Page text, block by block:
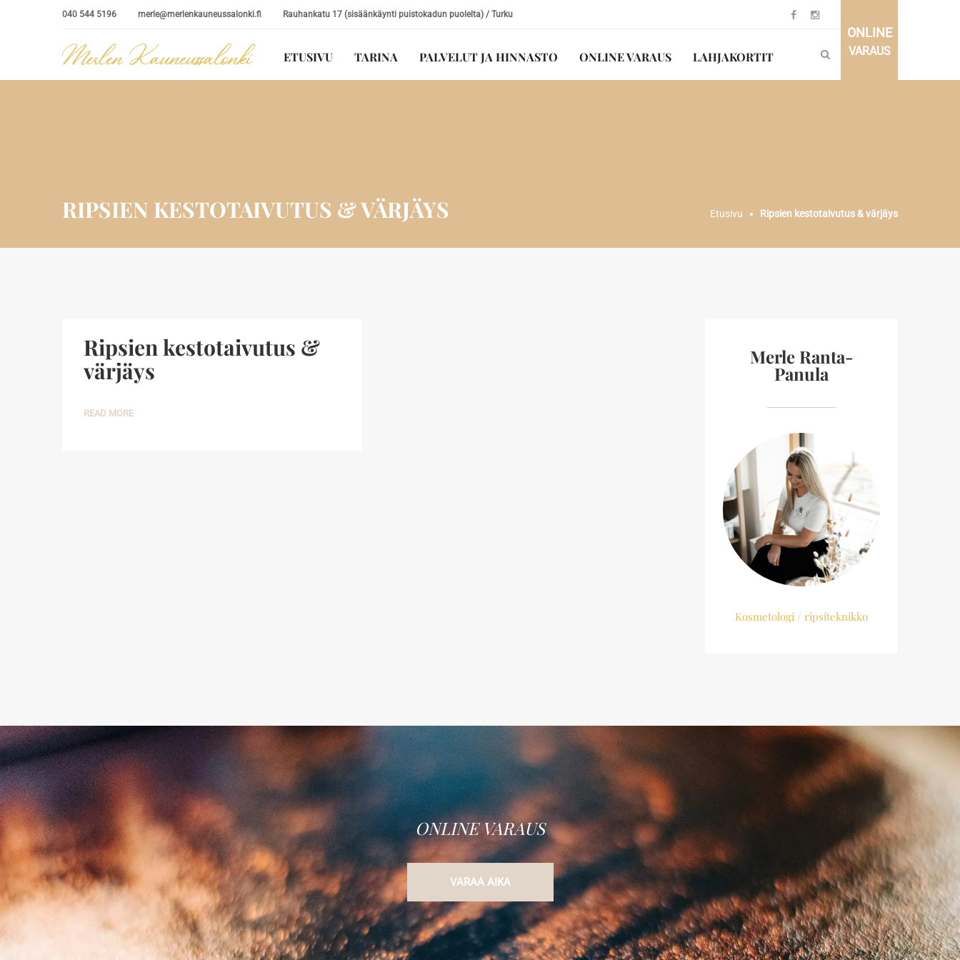
040 544 5196 merle@merlenkauneussalonki.fi Rauhankatu 17 (sisäänkäynti puistokadun puolelta) / Turku
ETUSIVU TARINA PALVELUT JA HINNASTO ONLINE VARAUS LAHJAKORTIT
ONLINE
VARAUS
RIPSIEN KESTOTAIVUTUS & VÄRJÄYS Etusivu Ripsien kestotaivutus & värjäys
Ripsien kestotaivutus &
värjäys
READ MORE
Merle Ranta-
Panula
Kosmetologi / ripsiteknikko
ONLINE VARAUS
VARAA AIKA